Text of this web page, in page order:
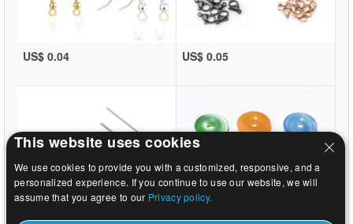
US$ 0.04 US$ 0.05
This website uses cookies
We use cookies to provide you with a customized, responsive, and a
personalized experience. If you continue to use our website, we will
assume that you agree to our Privacy policy.